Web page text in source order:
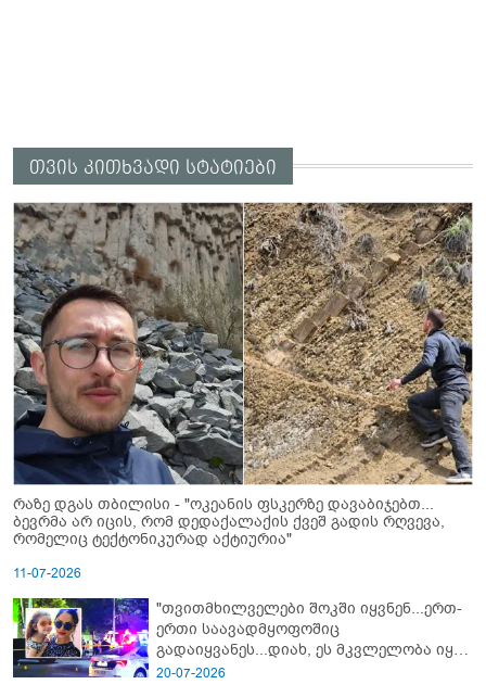
თვის კითხვადი სტატიები
რაზე დგას თბილისი - "ოკეანის ფსკერზე დავაბიჯებთ...
ბევრმა არ იცის, რომ დედაქალაქის ქვეშ გადის რღვევა,
რომელიც ტექტონიკურად აქტიურია"
11-07-2026
"თვითმხილველები შოკში იყვნენ...ერთ-
ერთი საავადმყოფოშიც
გადაიყვანეს...დიახ, ეს მკვლელობა იყო"
- გორში დატრიალებული ტრაგედიის
20-07-2026